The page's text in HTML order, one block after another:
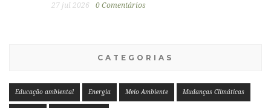
27 jul 2026 0 Comentários
CATEGORIAS
Educação ambiental Energia Meio Ambiente Mudanças Climáticas